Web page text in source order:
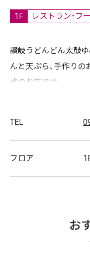
1F レストラン・フ
讃岐うどんどん太鼓
んと天ぷら、手作り
式のお店です。
店長オススメの温玉
【取扱商品】
TEL
フロア
お